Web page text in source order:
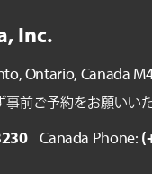
Inc.
Ontario, Canada
事前ご予約をお願いい
Canada Phone: